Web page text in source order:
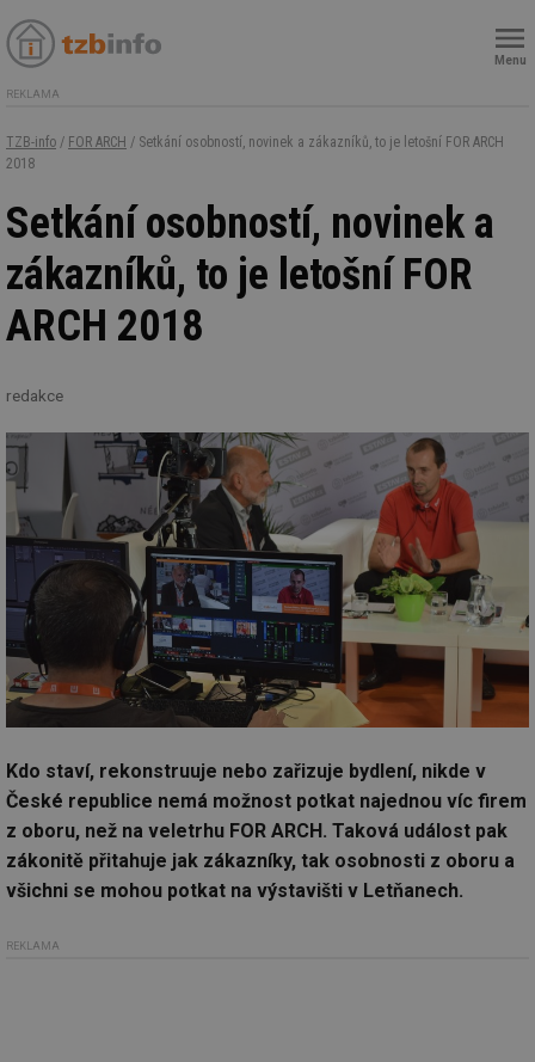
Menu
REKLAMA
TZB-info / FOR ARCH / Setkání osobností, novinek a zákazníků, to je letošní FOR ARCH
2018
Setkání osobností, novinek a
zákazníků, to je letošní FOR
ARCH 2018
redakce
Kdo staví, rekonstruuje nebo zařizuje bydlení, nikde v
České republice nemá možnost potkat najednou víc firem
z oboru, než na veletrhu FOR ARCH. Taková událost pak
zákonitě přitahuje jak zákazníky, tak osobnosti z oboru a
všichni se mohou potkat na výstavišti v Letňanech.
REKLAMA